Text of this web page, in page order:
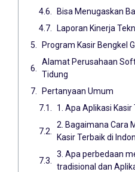
Bisa Menugaskan
Laporan Kinerja
Program Kasir Bengkel
Alamat Perusahaan
Tidung
Pertanyaan Umum
1. Apa Aplikasi Kasir
2. Bagaimana Cara
Kasir Terbaik di
3. Apa perbedaan
tradisional dan